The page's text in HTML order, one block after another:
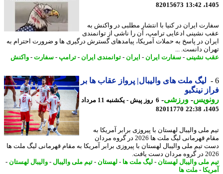
82015673
ایران در کنیا با انتشار مطلبی در واکنش به
نشینی ادعایی ترامپ، آن را ناشی از توانمندی
در پاسخ به حملات آمریکا، پیامدهای گسترش درگیری ها و ضرورت احترام به
دانست. ...
نشینی-سفارت ایران - ایران - توانمندی ایران - ترامپ -سفارت- واکنش
لیگ ملت های والیبال| پرواز عقاب ها بر
نینگبو
-ورزشی-
6 روز پیش - یکشنبه 11 مرداد
82011770
ملی والیبال لهستان با پیروزی برابر آمریکا به
مقام قهرمانی لیگ ملت ها 2026 در گروه مردان
تیم ملی والیبال لهستان با پیروزی برابر آمریکا به مقام قهرمانی لیگ ملت ها
دست یافت.
ملی والیبال لهستان-لیگ ملت ها- لهستان-تیم ملی والیبال-والیبال لهستان-
- ملت ها